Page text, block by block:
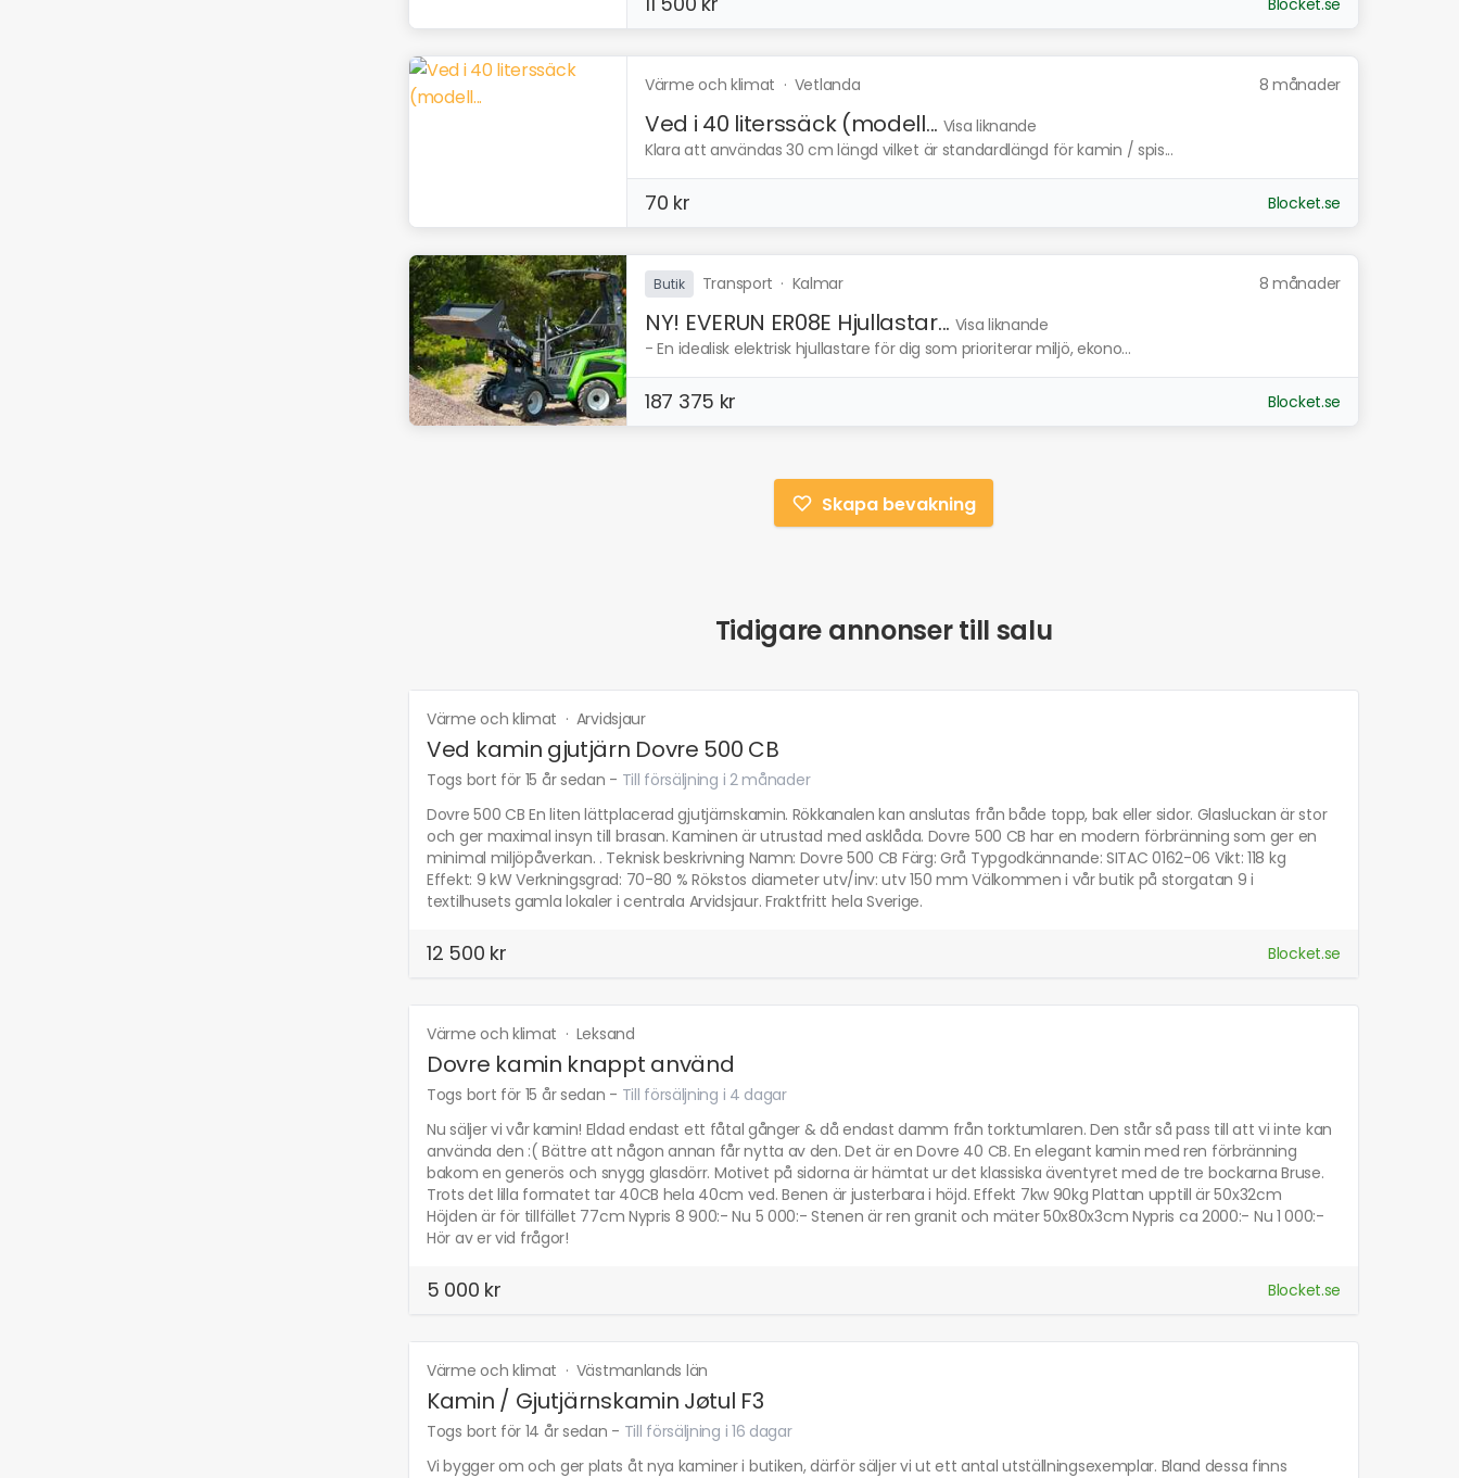
Blocket.se
Värme och klimat · Vetlanda 8 månader
Ved i 40 literssäck (modell... Visa liknande
Klara att användas 30 cm längd vilket är standardlängd för kamin / spis...
70 kr Blocket.se
Butik Transport · Kalmar 8 månader
NY! EVERUN ER08E Hjullastar... Visa liknande
- En idealisk elektrisk hjullastare för dig som prioriterar miljö, ekono...
187 375 kr Blocket.se
Skapa bevakning
Tidigare annonser till salu
Värme och klimat · Arvidsjaur
Ved kamin gjutjärn Dovre 500 CB
Togs bort för 15 år sedan - Till försäljning i 2 månader
Dovre 500 CB En liten lättplacerad gjutjärnskamin. Rökkanalen kan anslutas från både topp, bak eller sidor. Glasluckan är stor
och ger maximal insyn till brasan. Kaminen är utrustad med asklåda. Dovre 500 CB har en modern förbränning som ger en
minimal miljöpåverkan. . Teknisk beskrivning Namn: Dovre 500 CB Färg: Grå Typgodkännande: SITAC 0162-06 Vikt: 118 kg
Effekt: 9 kW Verkningsgrad: 70-80 % Rökstos diameter utv/inv: utv 150 mm Välkommen i vår butik på storgatan 9 i
textilhusets gamla lokaler i centrala Arvidsjaur. Fraktfritt hela Sverige.
12 500 kr Blocket.se
Värme och klimat · Leksand
Dovre kamin knappt använd
Togs bort för 15 år sedan - Till försäljning i 4 dagar
Nu säljer vi vår kamin! Eldad endast ett fåtal gånger & då endast damm från torktumlaren. Den står så pass till att vi inte kan
använda den :( Bättre att någon annan får nytta av den. Det är en Dovre 40 CB. En elegant kamin med ren förbränning
bakom en generös och snygg glasdörr. Motivet på sidorna är hämtat ur det klassiska äventyret med de tre bockarna Bruse.
Trots det lilla formatet tar 40CB hela 40cm ved. Benen är justerbara i höjd. Effekt 7kw 90kg Plattan upptill är 50x32cm
Höjden är för tillfället 77cm Nypris 8 900:- Nu 5 000:- Stenen är ren granit och mäter 50x80x3cm Nypris ca 2000:- Nu 1 000:-
Hör av er vid frågor!
5 000 kr Blocket.se
Värme och klimat · Västmanlands län
Kamin / Gjutjärnskamin Jøtul F3
Togs bort för 14 år sedan - Till försäljning i 16 dagar
Vi bygger om och ger plats åt nya kaminer i butiken, därför säljer vi ut ett antal utställningsexemplar. Bland dessa finns